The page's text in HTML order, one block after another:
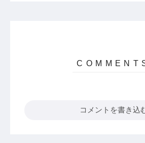
コメントを書き込